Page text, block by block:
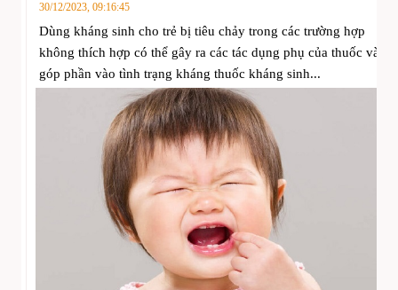
30/12/2023, 09:16:45
Dùng kháng sinh cho trẻ bị tiêu chảy trong các trường hợp
không thích hợp có thể gây ra các tác dụng phụ của thuốc và
góp phần vào tình trạng kháng thuốc kháng sinh...